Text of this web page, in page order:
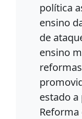
política
ensino
de
ensino
estado a